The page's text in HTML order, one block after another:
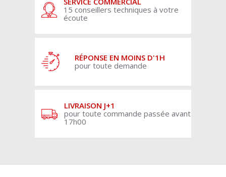
15 conseillers techniques à votre
écoute
RÉPONSE EN MOINS D'1H
pour toute demande
LIVRAISON J+1
pour toute commande passée avant
17h00